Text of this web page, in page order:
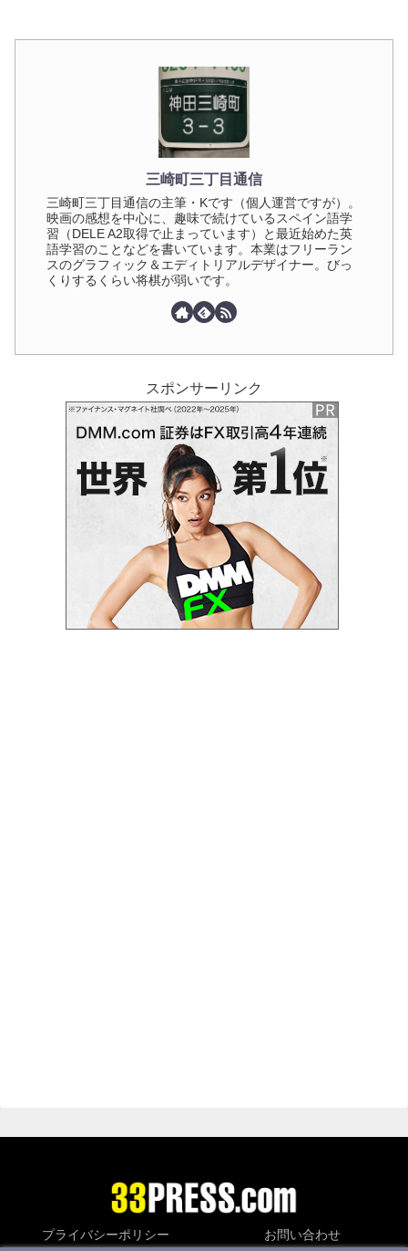
三崎町三丁目通信
三崎町三丁目通信の主筆・Kです（個人運営ですが）。
映画の感想を中心に、趣味で続けているスペイン語学
習（DELE A2取得で止まっています）と最近始めた英
語学習のことなどを書いています。本業はフリーラン
スのグラフィック＆エディトリアルデザイナー。びっ
くりするくらい将棋が弱いです。
スポンサーリンク
プライバシーポリシー お問い合わせ